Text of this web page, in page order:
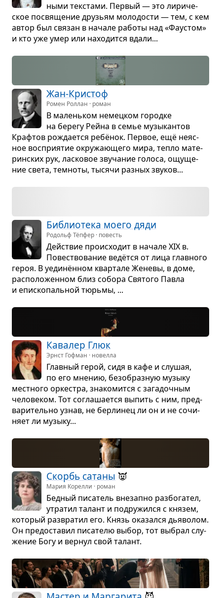
ными тек­стами. Пер­вый — это лири­че­
ское посвя­ще­ние дру­зьям моло­до­сти — тем, с кем
автор был свя­зан в начале работы над «Фау­стом»
и кто уже умер или нахо­дится вдали...
Жан-Кри­стоф
Ромен Роллан · роман
В малень­ком немец­ком городке
на берегу Рейна в семье музы­кан­тов
Краф­тов рожда­ется ребёнок. Пер­вое, ещё неяс­
ное вос­при­я­тие окру­жа­ю­щего мира, тепло мате­
рин­ских рук, лас­ко­вое зву­ча­ние голоса, ощу­ще­
ние света, тем­ноты, тысячи раз­ных зву­ков...
Биб­лио­тека моего дяди
Родольф Тёпфер · повесть
Действие про­ис­хо­дит в начале XIX в.
Повест­во­ва­ние ведётся от лица глав­ного
героя. В уединён­ном квар­тале Женевы, в доме,
рас­по­ло­жен­ном близ собора Свя­того Павла
и епи­ско­паль­ной тюрьмы, ...
Кава­лер Глюк
Эрнст Гофман · новелла
Глав­ный герой, сидя в кафе и слу­шая,
по его мне­нию, без­об­раз­ную музыку
мест­ного орке­стра, зна­ко­мится с зага­доч­ным
чело­ве­ком. Тот согла­ша­ется выпить с ним, пред­
ва­ри­тельно узнав, не бер­ли­нец ли он и не сочи­
няет ли музыку...
Скорбь сатаны 👿
Мария Корелли · роман
Бед­ный писа­тель вне­запно раз­бо­га­тел,
утра­тил талант и подру­жился с кня­зем,
кото­рый раз­вра­тил его. Князь ока­зался дья­во­лом.
Он предо­ста­вил писа­телю выбор, тот выбрал слу­
же­ние Богу и вер­нул свой талант.